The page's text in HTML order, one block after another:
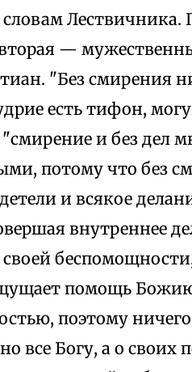
вторая —
"Без смирения
есть тифон,
и без дел
потому что без
и всякое
внутреннее
помощь Божию
поэтому
все Богу, а о своих